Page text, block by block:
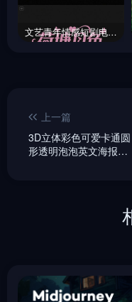
文艺青年情感短剧电影短视频手写艺术体海报字体设计素材-即梦ai关键词描述咒语
上一篇
3D立体彩色可爱卡通圆
形透明泡泡英文海报字